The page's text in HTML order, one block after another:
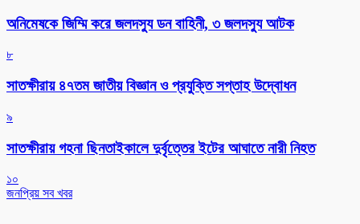
অনিমেষকে জিম্মি করে জলদস্যু ডন বাহিনী, ৩ জলদস্যু আটক
৮
সাতক্ষীরায় ৪৭তম জাতীয় বিজ্ঞান ও প্রযুক্তি সপ্তাহ উদ্বোধন
৯
সাতক্ষীরায় গহনা ছিনতাইকালে দুর্বৃত্তের ইটের আঘাতে নারী নিহত
১০
জনপ্রিয় সব খবর